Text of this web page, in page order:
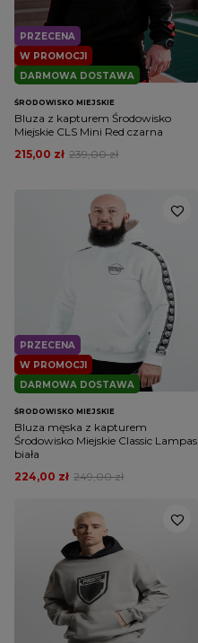
W PROMOCJI
PRZECENA
DARMOWA DOSTAWA
ŚRODOWISKO MIEJSKIE
Bluza z kapturem Środowisko
Miejskie CLS Mini Red czarna
239,00 zł
215,00 zł
W PROMOCJI
PRZECENA
DARMOWA DOSTAWA
ŚRODOWISKO MIEJSKIE
Bluza męska z kapturem
Środowisko Miejskie Classic Lampas
biała
249,00 zł
224,00 zł